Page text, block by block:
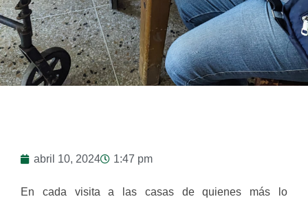
abril 10, 2024 1:47 pm
En cada visita a las casas de quienes más lo